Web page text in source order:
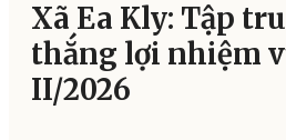
Xã Ea Kly: Tập
thắng lợi nhiệm
II/2026